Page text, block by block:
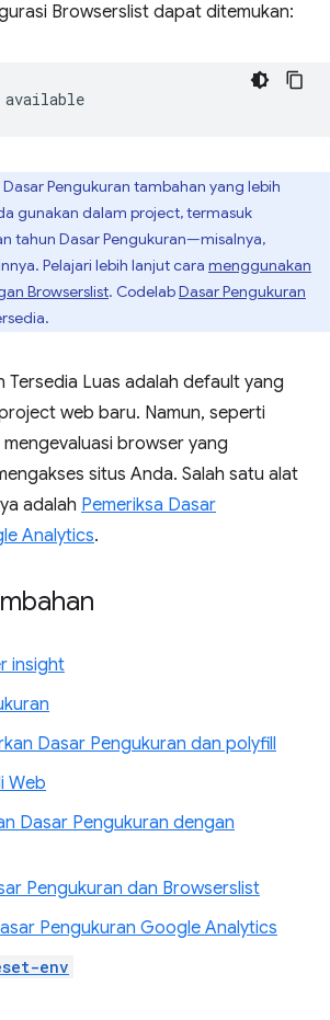
Browserslist dapat ditemukan:
Pengukuran tambahan yang lebih
gunakan dalam project, termasuk
tahun Dasar Pengukuran—misalnya,
Pelajari lebih lanjut cara menggunakan
Browserslist. CodelabDasar Pengukuran
Tersedia Luas adalah default yang
web baru. Namun, seperti
browser yang
situs Anda. Salah satu alat
adalah Pemeriksa Dasar
Analytics.
insight
Dasar Pengukuran dan polyfill
Web
Dasar Pengukuran dengan
Pengukuran dan Browserslist
Pengukuran Google Analytics
env